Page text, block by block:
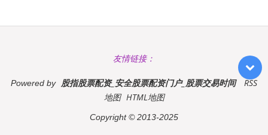
友情链接：
Powered by 股指股票配资_安全股票配资门户_股票交易时间
RSS
地图 HTML地图
Copyright© 2013-2025